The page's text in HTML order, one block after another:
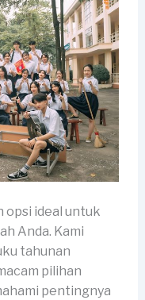
opsi ideal untuk
Anda. Kami
tahunan
pilihan
pentingnya